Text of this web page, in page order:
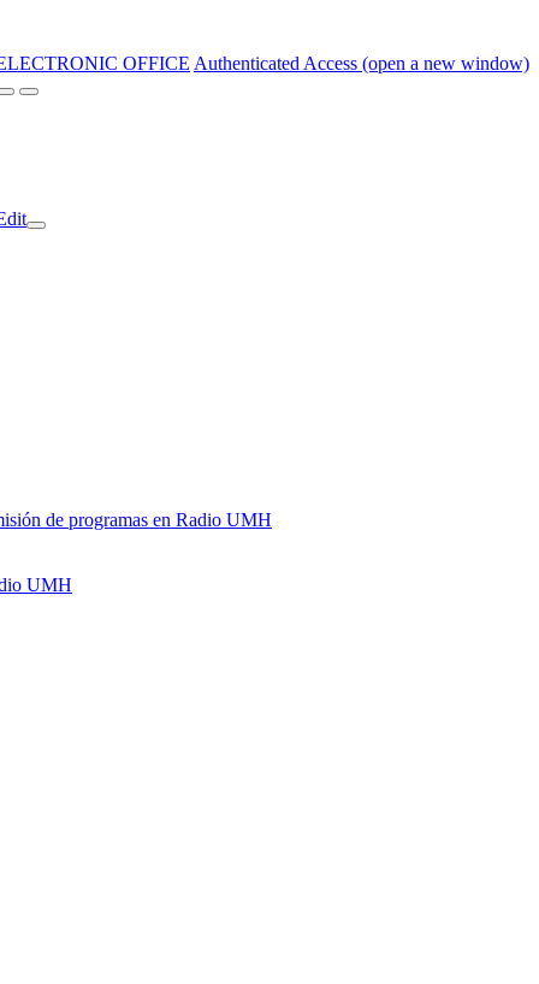
OFFICE Authenticated Access (open a new window)
de programas en Radio UMH
UMH